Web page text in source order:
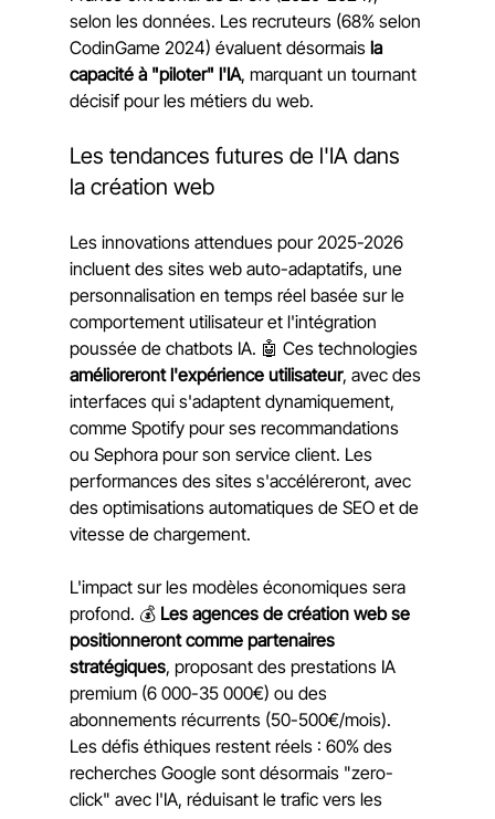
selon les données. Les recruteurs (68% selon
CodinGame 2024) évaluent désormais la
capacité à "piloter" l'IA, marquant un tournant
décisif pour les métiers du web.
Les tendances futures de l'IA dans
la création web
Les innovations attendues pour 2025-2026
incluent des sites web auto-adaptatifs, une
personnalisation en temps réel basée sur le
comportement utilisateur et l'intégration
poussée de chatbots IA. 🤖 Ces technologies
amélioreront l'expérience utilisateur, avec des
interfaces qui s'adaptent dynamiquement,
comme Spotify pour ses recommandations
ou Sephora pour son service client. Les
performances des sites s'accéléreront, avec
des optimisations automatiques de SEO et de
vitesse de chargement.
L'impact sur les modèles économiques sera
profond. 💰 Les agences de création web se
positionneront comme partenaires
stratégiques, proposant des prestations IA
premium (6 000-35 000€) ou des
abonnements récurrents (50-500€/mois).
Les défis éthiques restent réels : 60% des
recherches Google sont désormais "zero-
click" avec l'IA, réduisant le trafic vers les